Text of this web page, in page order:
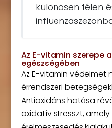
különösen télen
Az E-vitamin szerepe
egészségében
Az E-vitamin védelmet
érrendszeri
Antioxidáns hatása
oxidatív stresszt,